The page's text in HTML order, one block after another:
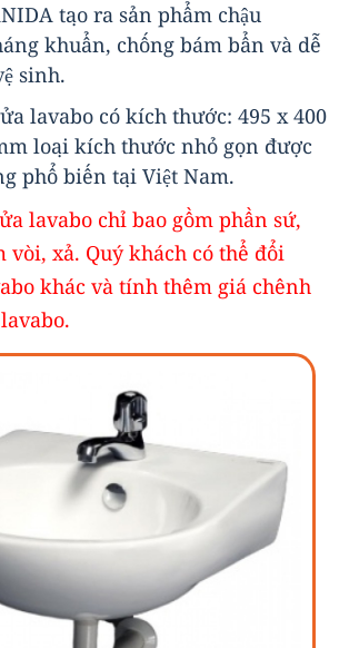
tạo ra sản phẩm chậu
khuẩn, chống bám bẩn và dễ
sinh.
lavabo có kích thước: 495 x 400
loại kích thước nhỏ gọn được
phổ biến tại Việt Nam.
lavabo chỉ bao gồm phần sứ,
vòi, xả. Quý khách có thể đổi
khác và tính thêm giá chênh